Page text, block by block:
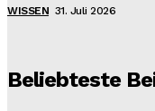
WISSEN 31. Juli 2026
Beliebteste